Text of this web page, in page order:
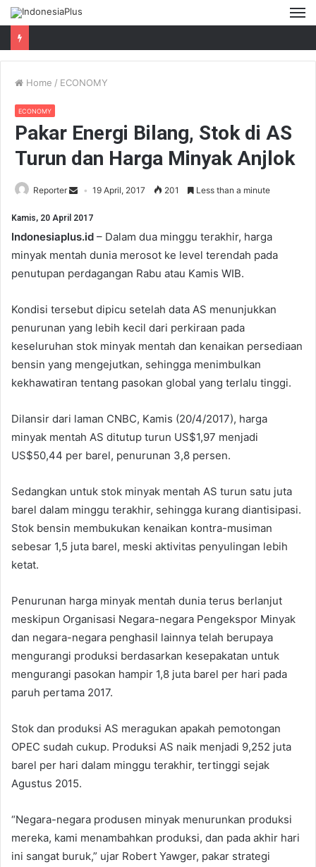
Home / ECONOMY
ECONOMY
Pakar Energi Bilang, Stok di AS
Turun dan Harga Minyak Anjlok
Reporter 19 April, 2017 201 Less than a minute
Kamis, 20 April 2017
Indonesiaplus.id – Dalam dua minggu terakhir, harga
minyak mentah dunia merosot ke level terendah pada
penutupan perdagangan Rabu atau Kamis WIB.
Kondisi tersebut dipicu setelah data AS menunjukkan
penurunan yang lebih kecil dari perkiraan pada
keseluruhan stok minyak mentah dan kenaikan persediaan
bensin yang mengejutkan, sehingga menimbulkan
kekhawatiran tentang pasokan global yang terlalu tinggi.
Dilansir dari laman CNBC, Kamis (20/4/2017), harga
minyak mentah AS ditutup turun US$1,97 menjadi
US$50,44 per barel, penurunan 3,8 persen.
Sedangkan untuk stok minyak mentah AS turun satu juta
barel dalam minggu terakhir, sehingga kurang diantisipasi.
Stok bensin membukukan kenaikan kontra-musiman
sebesar 1,5 juta barel, meski aktivitas penyulingan lebih
ketat.
Penurunan harga minyak mentah dunia terus berlanjut
meskipun Organisasi Negara-negara Pengekspor Minyak
dan negara-negara penghasil lainnya telah berupaya
mengurangi produksi berdasarkan kesepakatan untuk
mengurangi pasokan hampir 1,8 juta barel per hari pada
paruh pertama 2017.
Stok dan produksi AS meragukan apakah pemotongan
OPEC sudah cukup. Produksi AS naik menjadi 9,252 juta
barel per hari dalam minggu terakhir, tertinggi sejak
Agustus 2015.
“Negara-negara produsen minyak menurunkan produksi
mereka, kami menambahkan produksi, dan pada akhir hari
ini sangat buruk,” ujar Robert Yawger, pakar strategi